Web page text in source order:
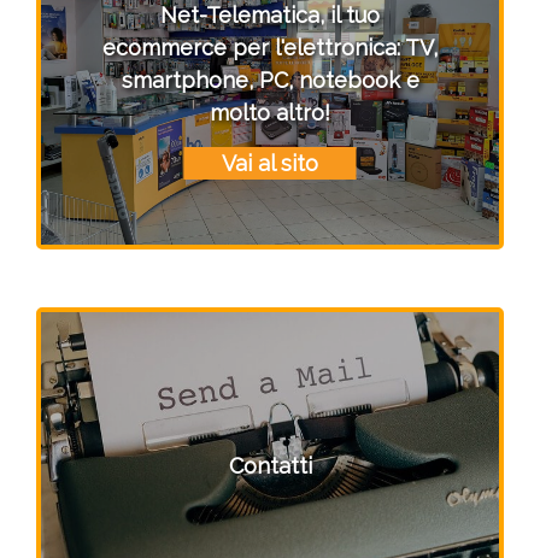
Net-Telematica, il tuo
ecommerce per l'elettronica: TV,
smartphone, PC, notebook e
molto altro!
Vai al sito
Contatti